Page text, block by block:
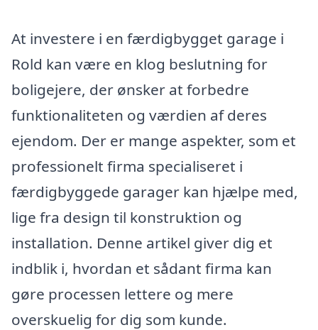
At investere i en færdigbygget garage i
Rold kan være en klog beslutning for
boligejere, der ønsker at forbedre
funktionaliteten og værdien af deres
ejendom. Der er mange aspekter, som et
professionelt firma specialiseret i
færdigbyggede garager kan hjælpe med,
lige fra design til konstruktion og
installation. Denne artikel giver dig et
indblik i, hvordan et sådant firma kan
gøre processen lettere og mere
overskuelig for dig som kunde.